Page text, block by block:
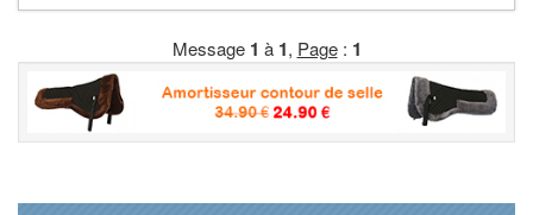
Message 1 à 1, Page: 1